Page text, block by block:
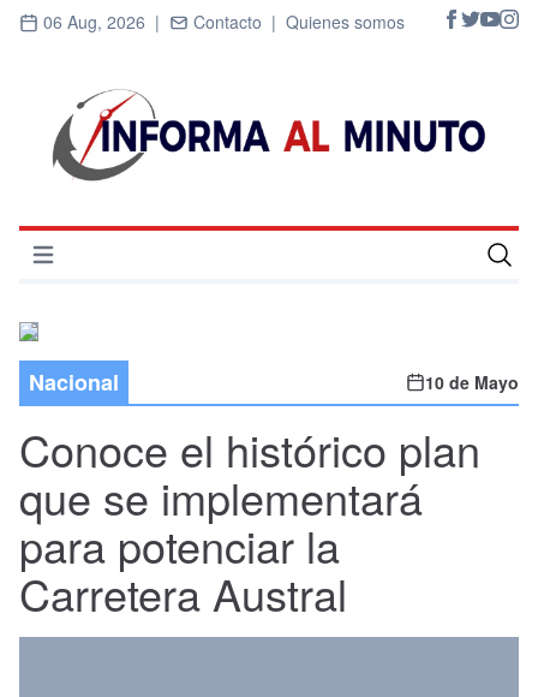
06 Aug, 2026 | Contacto | Quienes somos
Abrir menú
Deportes
Economía
Entrevistas
Nacional
Política
Nacional 10 de Mayo
Conoce el histórico plan
que se implementará
para potenciar la
Carretera Austral